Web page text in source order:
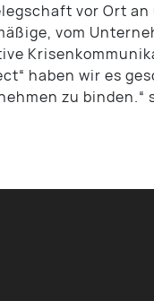
vor Ort
vom
haben wir es
zu binden.“